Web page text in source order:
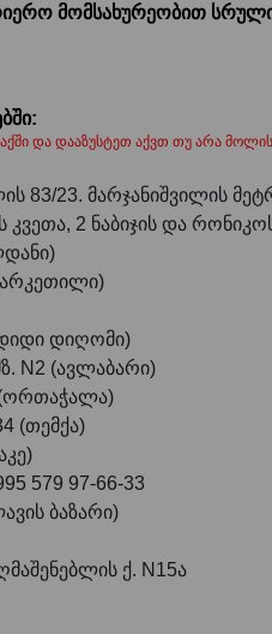
მომსახურეობით
და დააზუსტეთ აქვთ თუ არა
83/23. მარჯანიშვილის
კვეთა, 2 ნაბიჯის და
დიღომი)
N2 (ავლაბარი)
(ორთაჭალა)
(თემქა)
579 97-66-33
ბაზარი)
ქ. N15ა